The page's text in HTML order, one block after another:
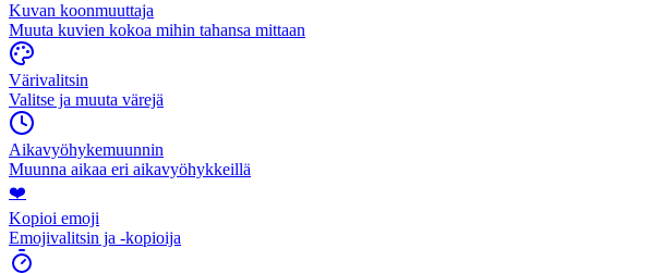
Kuvan koonmuuttaja
Muuta kuvien kokoa mihin tahansa mittaan
Värivalitsin
Valitse ja muuta värejä
Aikavyöhykemuunnin
Muunna aikaa eri aikavyöhykkeillä
❤️
Kopioi emoji
Emojivalitsin ja -kopioija